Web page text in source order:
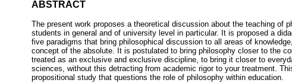
ABSTRACT
The present work proposes a theoretical discussion about the teaching of
students in general and of university level in particular. It is proposed a
five paradigms that bring philosophical discussion to all areas of
concept of the absolute. It is postulated to bring philosophy closer to the
treated as an exclusive and exclusive discipline, to bring it closer to
sciences, without this detracting from academic rigor to your treatment.
propositional study that questions the role of philosophy within education.